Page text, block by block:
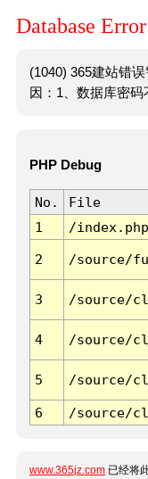
Database Error
(1040) 365建站错
因：1、数据库密码
PHP Debug
No. File
1
/index.php
2 /source/
3 /source/
4 /source/
5 /source/
6 /source/
www.365jz.com 已经将